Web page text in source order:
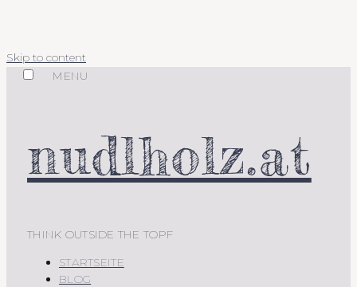
Skip to content
MENU
nudlholz.at
THINK OUTSIDE THE TOPF
STARTSEITE
BLOG